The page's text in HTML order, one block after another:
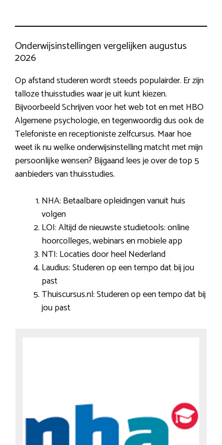
Onderwijsinstellingen vergelijken augustus
2026
Op afstand studeren wordt steeds populairder. Er zijn
talloze thuisstudies waar je uit kunt kiezen.
Bijvoorbeeld Schrijven voor het web tot en met HBO
Algemene psychologie, en tegenwoordig dus ook de
Telefoniste en receptioniste zelfcursus. Maar hoe
weet ik nu welke onderwijsinstelling matcht met mijn
persoonlijke wensen? Bijgaand lees je over de top 5
aanbieders van thuisstudies.
NHA: Betaalbare opleidingen vanuit huis
volgen
LOI: Altijd de nieuwste studietools: online
hoorcolleges, webinars en mobiele app
NTI: Locaties door heel Nederland
Laudius: Studeren op een tempo dat bij jou
past
Thuiscursus.nl: Studeren op een tempo dat bij
jou past